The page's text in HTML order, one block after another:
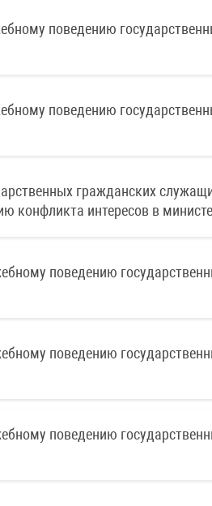
поведению
поведению
гражданских
конфликта интересов в
поведению
поведению
поведению